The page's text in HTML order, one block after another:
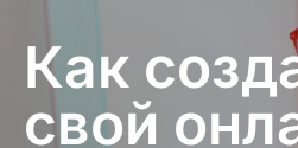
Как
свой